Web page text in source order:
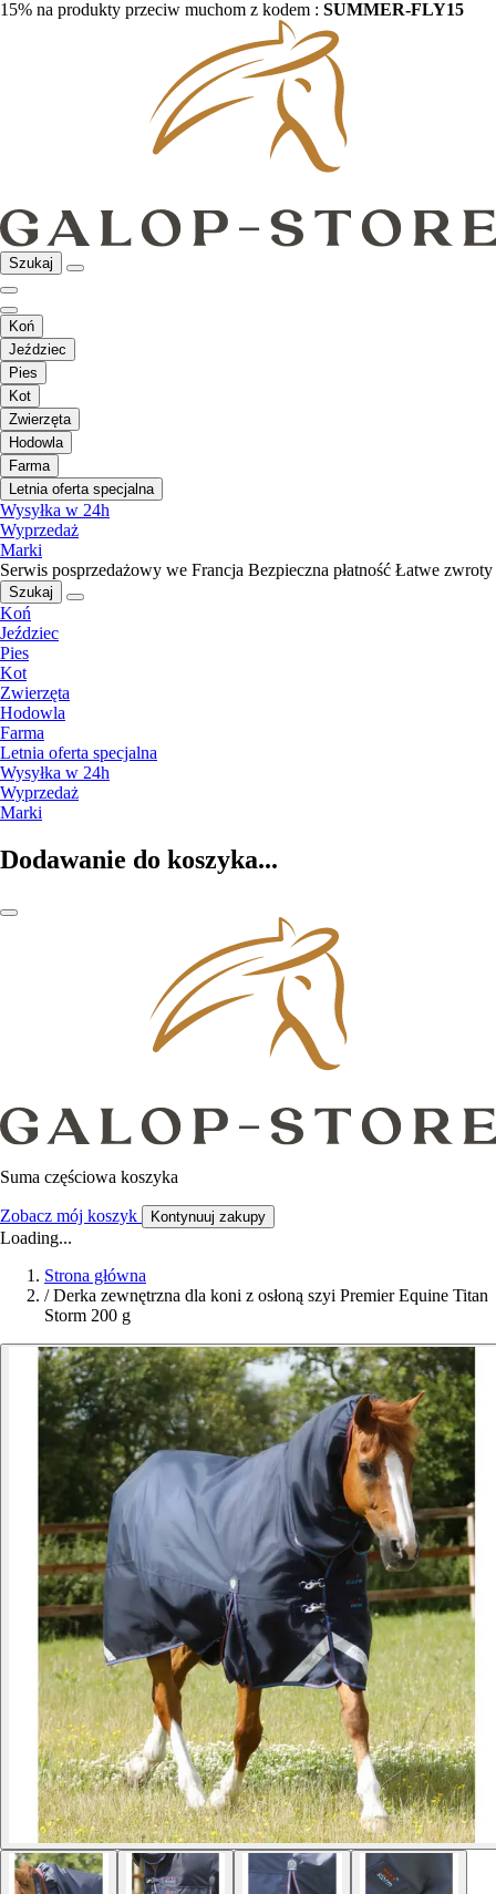
15% na produkty przeciw muchom z kodem : SUMMER-FLY15
Szukaj
Koń
Jeździec
Pies
Kot
Zwierzęta
Hodowla
Farma
Letnia oferta specjalna
Wysyłka w 24h
Wyprzedaż
Marki
Serwis posprzedażowy we Francja Bezpieczna płatność Łatwe zwroty
Szukaj
Koń
Jeździec
Pies
Kot
Zwierzęta
Hodowla
Farma
Letnia oferta specjalna
Wysyłka w 24h
Wyprzedaż
Marki
Dodawanie do koszyka...
Suma częściowa koszyka
Zobacz mój koszyk Kontynuuj zakupy
Loading...
Strona główna
/ Derka zewnętrzna dla koni z osłoną szyi Premier Equine Titan
Storm 200 g